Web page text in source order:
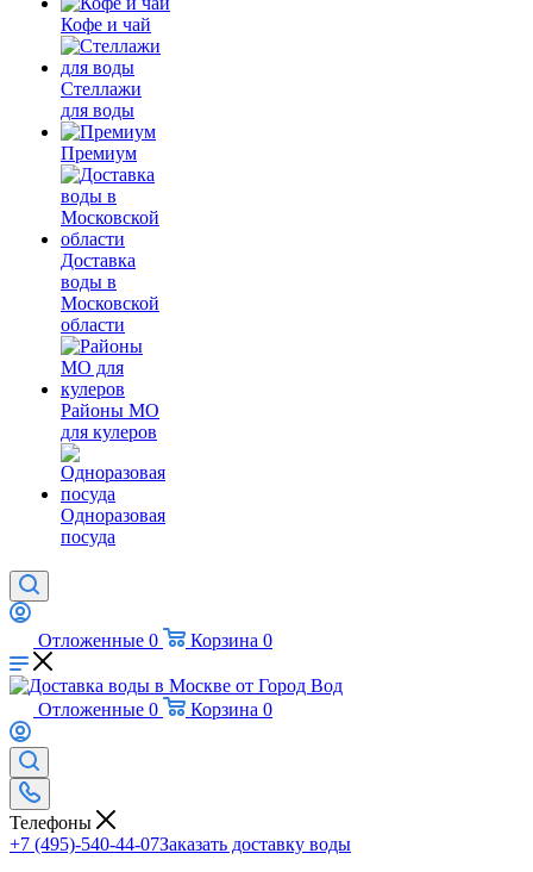
Кофе и чай
Стеллажи
для воды
Премиум
Доставка
воды в
Московской
области
Районы МО
для кулеров
Одноразовая
посуда
Отложенные 0 Корзина 0
Отложенные 0 Корзина 0
Телефоны
+7 (495)-540-44-07Заказать доставку воды